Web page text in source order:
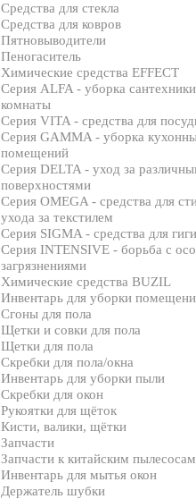
Средства для стекла
Средства для ковров
Пятновыводители
Пеногаситель
Химические средства EFFECT
Серия ALFA - уборка
комнаты
Серия VITA - средства для
Серия GAMMA - уборка
помещений
Серия DELTA - уход за
поверхностями
Серия OMEGA - средства для
ухода за текстилем
Серия SIGMA - средства для
Серия INTENSIVE - борьба с
загрязнениями
Химические средства BUZIL
Инвентарь для уборки
Сгоны для пола
Щетки и совки для пола
Щетки для пола
Скребки для пола/окна
Инвентарь для уборки пыли
Скребки для окон
Рукоятки для щёток
Кисти, валики, щётки
Запчасти
Запчасти к китайским
Инвентарь для мытья окон
Держатель шубки